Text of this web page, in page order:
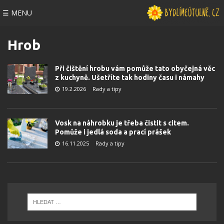
☰ MENU
Hrob
Při čištění hrobu vám pomůže tato obyčejná věc
z kuchyně. Ušetříte tak hodiny času i námahy
19.2.2026 Rady a tipy
Vosk na náhrobku je třeba čistit s citem.
Pomůže i jedlá soda a prací prášek
16.11.2025 Rady a tipy